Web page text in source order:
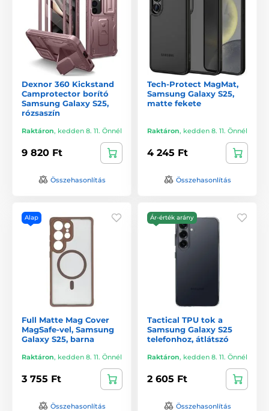
Dexnor 360 Kickstand
Camprotector borító
Samsung Galaxy S25,
rózsaszín
Raktáron, kedden 8. 11. Önnél
9 820 Ft
Összehasonlítás
Tech-Protect MagMat,
Samsung Galaxy S25,
matte fekete
Raktáron, kedden 8. 11. Önnél
4 245 Ft
Összehasonlítás
Alap
Full Matte Mag Cover
MagSafe-vel, Samsung
Galaxy S25, barna
Raktáron, kedden 8. 11. Önnél
3 755 Ft
Összehasonlítás
Ár-érték arány
Tactical TPU tok a
Samsung Galaxy S25
telefonhoz, átlátszó
Raktáron, kedden 8. 11. Önnél
2 605 Ft
Összehasonlítás